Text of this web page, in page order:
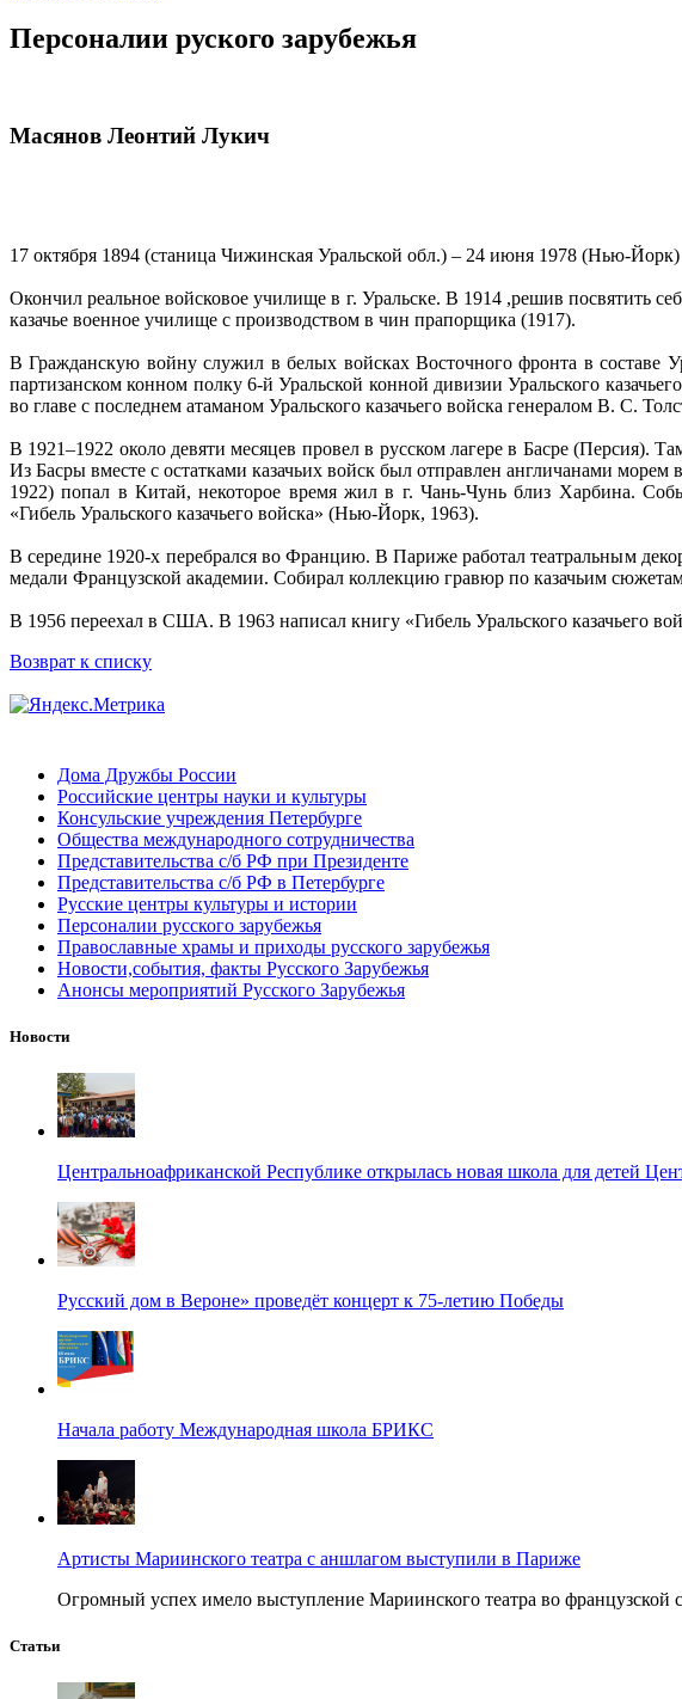
Персоналии руского зарубежья
Масянов Леонтий Лукич
17 октября 1894 (станица Чижинская Уральской обл.) – 24 июня 1978 (Нью-Йорк)
Окончил реальное войсковое училище в г. Уральске. В 1914 ,решив посвятить
казачье военное училище с производством в чин прапорщика (1917).
В Гражданскую войну служил в белых войсках Восточного фронта в составе
партизанском конном полку 6-й Уральской конной дивизии Уральского
во главе с последнем атаманом Уральского казачьего войска генералом В. С.
В 1921–1922 около девяти месяцев провел в русском лагере в Басре (Персия).
Из Басры вместе с остатками казачьих войск был отправлен англичанами
1922) попал в Китай, некоторое время жил в г. Чань-Чунь близ Харбина.
«Гибель Уральского казачьего войска» (Нью-Йорк, 1963).
В середине 1920-х перебрался во Францию. В Париже работал театральным
медали Французской академии. Собирал коллекцию гравюр по казачьим
В 1956 переехал в США. В 1963 написал книгу «Гибель Уральского казачьего
Возврат к списку
Дома Дружбы России
Российские центры науки и культуры
Консульские учреждения Петербурге
Общества международного сотрудничества
Представительства с/б РФ при Президенте
Представительства с/б РФ в Петербурге
Русские центры культуры и истории
Персоналии русского зарубежья
Православные храмы и приходы русского зарубежья
Новости,события, факты Русского Зарубежья
Анонсы мероприятий Русского Зарубежья
Новости
Центральноафриканской Республике открылась новая школа для детей
Русский дом в Вероне» проведёт концерт к 75-летию Победы
Начала работу Международная школа БРИКС
Артисты Мариинского театра с аншлагом выступили в Париже
Огромный успех имело выступление Мариинского театра во французской
Статьи